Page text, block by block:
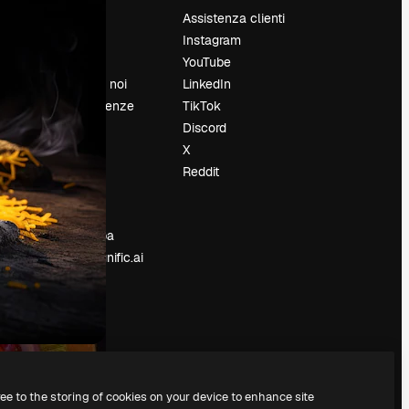
Lavora con noi
Cerca tendenze
Blog
Eventi
Slidesgo
Vendi i tuoi
contenuti
Sala stampa
Cerchi magnific.ai
Assistenza clienti
Instagram
YouTube
LinkedIn
TikTok
Discord
X
Reddit
to the storing of cookies on your device to enhance site